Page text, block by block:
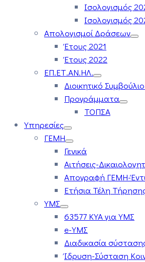
Ισολογισμός
Ισολογισμός
Απολογισμοί Δράσεων
Έτους 2021
Έτους 2022
ΕΠ.ΕΤ.ΑΝ.ΗΛ.
Διοικητικό
Προγράμματα
ΤΟΠΣΑ
Υπηρεσίες
ΓΕΜΗ
Γενικά
Αιτήσεις-
Απογραφή ΓΕΜΗ-
Ετήσια Τέλη
ΥΜΣ
63577 ΚΥΑ για ΥΜΣ
e-ΥΜΣ
Διαδικασία
Ίδρυση-Σύσταση